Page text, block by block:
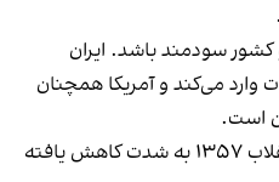
کشور سودمند باشد. ایران
دلار غلات وارد می‌کند و آمریکا همچنان
است.
تجارت میان دو کشور از زمان انقلاب ۱۳۵۷ به شدت کاهش یافته